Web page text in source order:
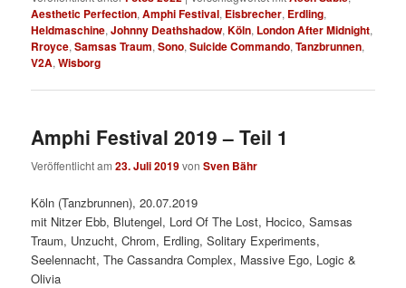
Aesthetic Perfection,Amphi Festival, Eisbrecher, Erdling,
Heldmaschine,Johnny Deathshadow,Köln, London After Midnight,
Rroyce,Samsas Traum,Sono,Suicide Commando,Tanzbrunnen,
V2A,Wisborg
Amphi Festival 2019 – Teil 1
Veröffentlicht am23. Juli 2019vonSven Bähr
Köln (Tanzbrunnen), 20.07.2019
mit Nitzer Ebb, Blutengel, Lord Of The Lost, Hocico, Samsas
Traum, Unzucht, Chrom, Erdling, Solitary Experiments,
Seelennacht, The Cassandra Complex, Massive Ego, Logic &
Olivia